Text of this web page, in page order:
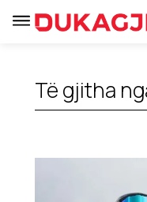
Lajme
Të gjitha